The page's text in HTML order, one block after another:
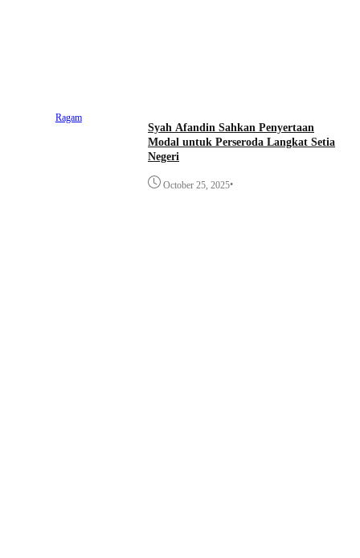
Ragam
Syah Afandin Sahkan Penyertaan
Modal untuk Perseroda Langkat Setia
Negeri
October 25, 2025•